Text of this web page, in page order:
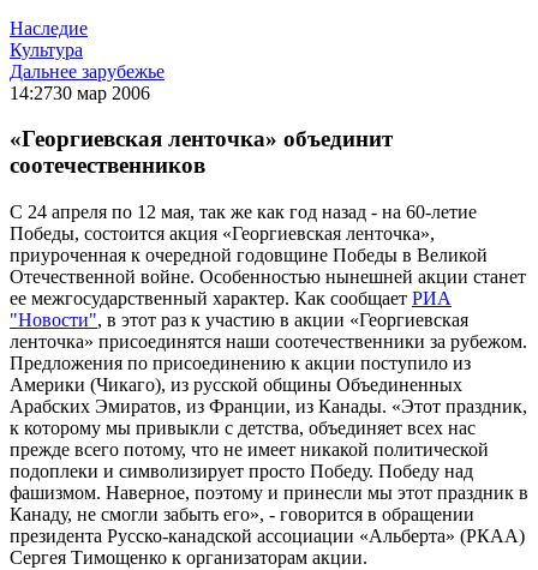
Наследие
Культура
Дальнее зарубежье
14:2730 мар 2006
«Георгиевская ленточка» объединит
соотечественников
C 24 апреля по 12 мая, так же как год назад - на 60-летие
Победы, состоится акция «Георгиевская ленточка»,
приуроченная к очередной годовщине Победы в Великой
Отечественной войне. Особенностью нынешней акции станет
ее межгосударственный характер. Как сообщает РИА
"Новости", в этот раз к участию в акции «Георгиевская
ленточка» присоединятся наши соотечественники за рубежом.
Предложения по присоединению к акции поступило из
Америки (Чикаго), из русской общины Объединенных
Арабских Эмиратов, из Франции, из Канады. «Этот праздник,
к которому мы привыкли с детства, объединяет всех нас
прежде всего потому, что не имеет никакой политической
подоплеки и символизирует просто Победу. Победу над
фашизмом. Наверное, поэтому и принесли мы этот праздник в
Канаду, не смогли забыть его», - говорится в обращении
президента Русско-канадской ассоциации «Альберта» (РКАА)
Сергея Тимощенко к организаторам акции.